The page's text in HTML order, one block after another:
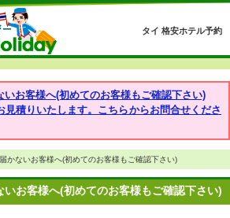
タイ 格安ホテル予約
お客様へ(初めてのお客様もご確認下さい)
積りいたします。こちらからお問合せくださ
かないお客様へ(初めてのお客様もご確認下さい)
お客様へ(初めてのお客様もご確認下さい)